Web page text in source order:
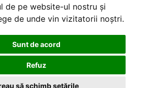
de pe website-ul nostru și
de unde vin vizitatorii noștri.
Sunt de acord
Refuz
să schimb setările